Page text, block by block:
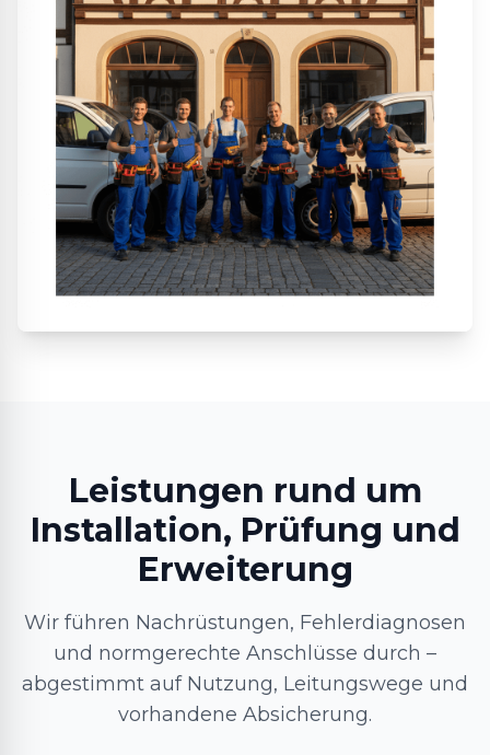
Leistungen rund um
Installation, Prüfung und
Erweiterung
Wir führen Nachrüstungen, Fehlerdiagnosen
und normgerechte Anschlüsse durch –
abgestimmt auf Nutzung, Leitungswege und
vorhandene Absicherung.